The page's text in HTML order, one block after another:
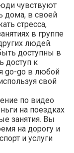
чувствуют
дома, в своей
стресса,
в группе
людей.
доступны в
доступ к
go-go в любой
свой
по видео
на поездках
занятия. Вы
на дорогу и
и услуги